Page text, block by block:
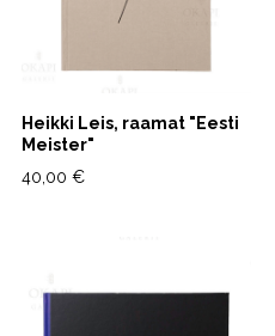
Heikki Leis, raamat "Eesti
Meister"
40,00 €